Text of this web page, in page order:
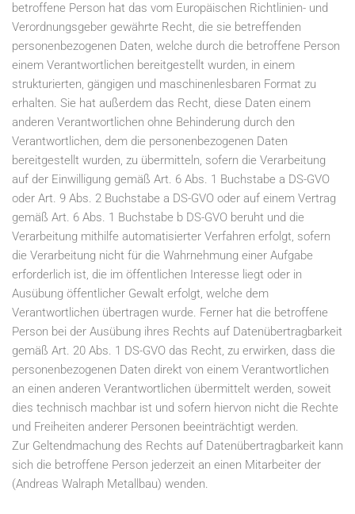
betroffene Person hat das vom Europäischen Richtlinien- und
Verordnungsgeber gewährte Recht, die sie betreffenden
personenbezogenen Daten, welche durch die betroffene Person
einem Verantwortlichen bereitgestellt wurden, in einem
strukturierten, gängigen und maschinenlesbaren Format zu
erhalten. Sie hat außerdem das Recht, diese Daten einem
anderen Verantwortlichen ohne Behinderung durch den
Verantwortlichen, dem die personenbezogenen Daten
bereitgestellt wurden, zu übermitteln, sofern die Verarbeitung
auf der Einwilligung gemäß Art. 6 Abs. 1 Buchstabe a DS-GVO
oder Art. 9 Abs. 2 Buchstabe a DS-GVO oder auf einem Vertrag
gemäß Art. 6 Abs. 1 Buchstabe b DS-GVO beruht und die
Verarbeitung mithilfe automatisierter Verfahren erfolgt, sofern
die Verarbeitung nicht für die Wahrnehmung einer Aufgabe
erforderlich ist, die im öffentlichen Interesse liegt oder in
Ausübung öffentlicher Gewalt erfolgt, welche dem
Verantwortlichen übertragen wurde. Ferner hat die betroffene
Person bei der Ausübung ihres Rechts auf Datenübertragbarkeit
gemäß Art. 20 Abs. 1 DS-GVO das Recht, zu erwirken, dass die
personenbezogenen Daten direkt von einem Verantwortlichen
an einen anderen Verantwortlichen übermittelt werden, soweit
dies technisch machbar ist und sofern hiervon nicht die Rechte
und Freiheiten anderer Personen beeinträchtigt werden.
Zur Geltendmachung des Rechts auf Datenübertragbarkeit kann
sich die betroffene Person jederzeit an einen Mitarbeiter der
(Andreas Walraph Metallbau) wenden.